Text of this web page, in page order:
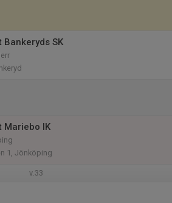
Bankeryds SK
Mariebo IK
1, Jönköping
v.33